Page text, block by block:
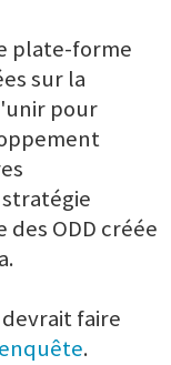
plate-forme
sur la
pour
ODD créée
faire
enquête.